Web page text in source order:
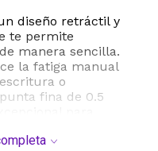
diseño retráctil y
te permite
manera sencilla.
la fatiga manual
o
fina de 0.5
actividades de la